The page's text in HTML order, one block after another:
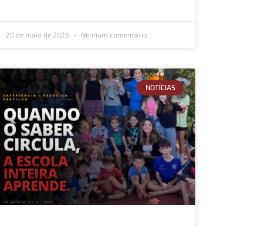
20 de maio de 2026 Nenhum comentário
NOTÍCIAS